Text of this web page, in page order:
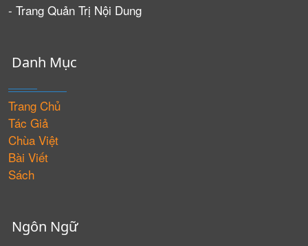
- Trang Quản Trị Nội Dung
Danh Mục
Trang Chủ
Tác Giả
Chùa Việt
Bài Viết
Sách
Ngôn Ngữ